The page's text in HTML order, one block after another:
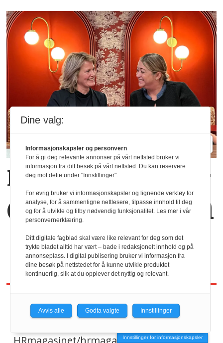
Kaffekoppen binder
dem sammen
REDAKTØR
Innstillinger for informasjonskapsler
Dine valg:
Informasjonskapsler og personvern
For å gi deg relevante annonser på vårt nettsted bruker vi
informasjon fra ditt besøk på vårt nettsted. Du kan reservere
deg mot dette under "Innstillinger".
For øvrig bruker vi informasjonskapsler og lignende verktøy for
analyse, for å sammenligne nettlesere, tilpasse innhold til deg
og for å utvikle og tilby nødvendig funksjonalitet. Les mer i vår
personvernerklæring.
Ditt digitale fagblad skal være like relevant for deg som det
trykte bladet alltid har vært – bade i redaksjonelt innhold og på
annonseplass. I digital publisering bruker vi informasjon fra
dine besøk på nettstedet for å kunne utvikle produktet
kontinuerlig, slik at du opplever det nyttig og relevant.
Avvis alle Godta valgte Innstillinger